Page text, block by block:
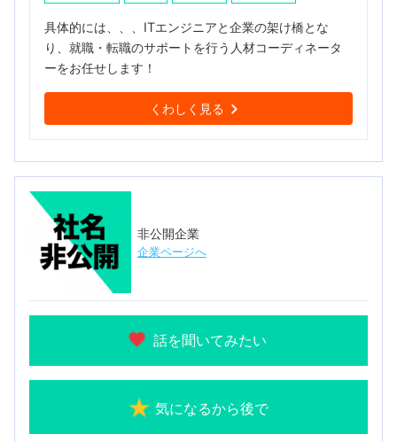
具体的には、、、ITエンジニアと企業の架け橋とな
り、就職・転職のサポートを行う人材コーディネータ
ーをお任せします！
くわしく見る
非公開企業
企業ページへ
話を聞いてみたい
気になるから後で